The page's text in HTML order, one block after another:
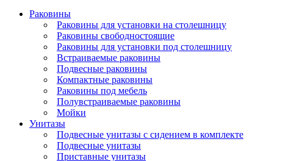
Раковины
Раковины для установки на столешницу
Раковины свободностоящие
Раковины для установки под столешницу
Встраиваемые раковины
Подвесные раковины
Компактные раковины
Раковины под мебель
Полувстраиваемые раковины
Мойки
Унитазы
Подвесные унитазы с сидением в комплекте
Подвесные унитазы
Приставные унитазы